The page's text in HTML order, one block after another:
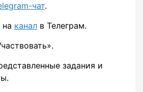
чат.
на канал в Телеграм.
задания и